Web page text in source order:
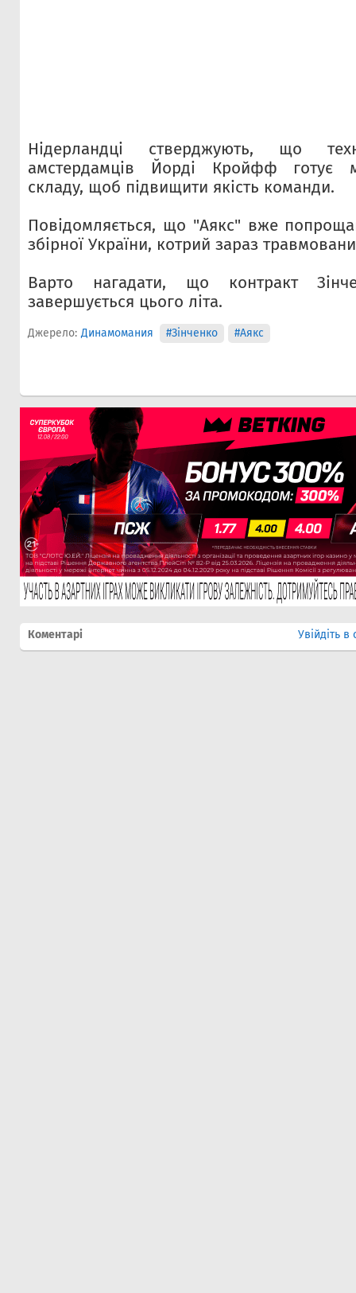
Нідерландці стверджують, що
амстердамців Йорді Кройфф готує
складу, щоб підвищити якість команди.
Повідомляється, що "Аякс" вже
збірної України, котрий зараз
Варто нагадати, що контракт
завершується цього літа.
Джерело: Динамомания #Зінченко #Аякс
Коментарі Увійдіть в